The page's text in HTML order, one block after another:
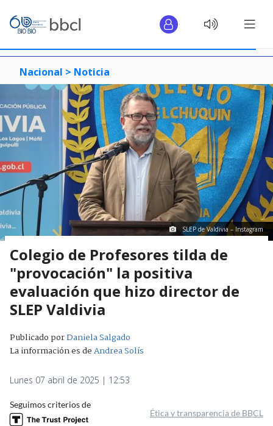
Nacional > Noticia
SLEP de Valdivia – Instagram
Colegio de Profesores tilda de
"provocación" la positiva
evaluación que hizo director de
SLEP Valdivia
Publicado porDaniela Salgado
La información es deAndrea Solís
Lunes 07 abril de 2025 | 12:53
Seguimos criterios de
Ética y transparencia de BBCL